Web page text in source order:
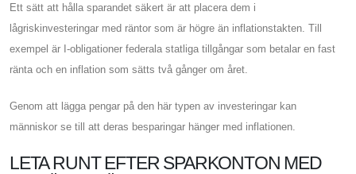
Ett sätt att hålla sparandet säkert är att placera dem i
lågriskinvesteringar med räntor som är högre än inflationstakten. Till
exempel är I-obligationer federala statliga tillgångar som betalar en fast
ränta och en inflation som sätts två gånger om året.
Genom att lägga pengar på den här typen av investeringar kan
människor se till att deras besparingar hänger med inflationen.
LETA RUNT EFTER SPARKONTON MED